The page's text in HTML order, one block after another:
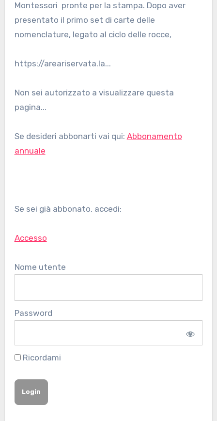
Montessori pronte per la stampa. Dopo aver
presentato il primo set di carte delle
nomenclature, legato al ciclo delle rocce,
https://areariservata.la...
Non sei autorizzato a visualizzare questa
pagina...
Se desideri abbonarti vai qui: Abbonamento
annuale
Se sei già abbonato, accedi:
Accesso
Nome utente
Password
Ricordami